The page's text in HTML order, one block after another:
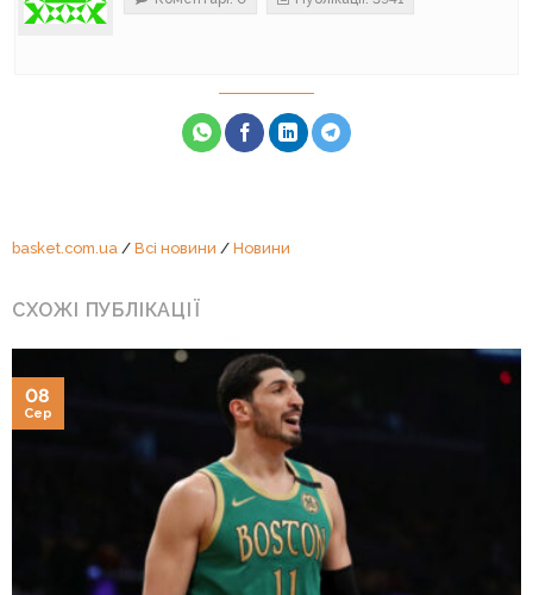
basket.com.ua/ Всі новини / Новини
СХОЖІ ПУБЛІКАЦІЇ
08
Сер